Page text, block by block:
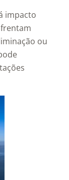
impacto
ou